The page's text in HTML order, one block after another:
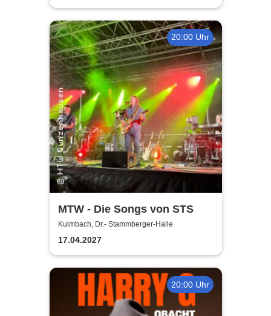
20:00 Uhr
MTW - Die Songs von STS
Kulmbach, Dr.- Stammberger-Halle
17.04.2027
20:00 Uhr